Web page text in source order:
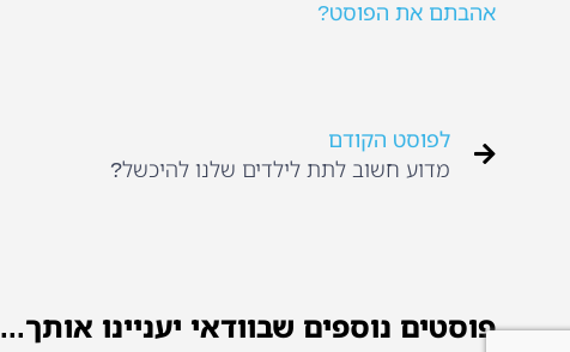
אהבתם את הפוסט?
לפוסט הקודם
מדוע חשוב לתת לילדים שלנו להיכשל?
פוסטים נוספים שבוודאי יעניינו אותך...